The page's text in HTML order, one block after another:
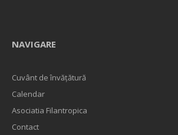
NAVIGARE
Cuvânt de învățătură
Calendar
Asociatia Filantropica
Contact